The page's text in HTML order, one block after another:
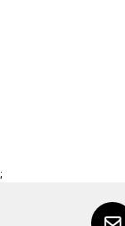
;